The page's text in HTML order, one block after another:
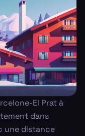
El Prat à
dans
une distance